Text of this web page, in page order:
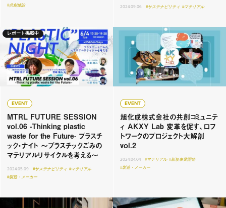
#共創施設
2024.09.06 #サステナビリティ #マテリアル
レポート掲載中
EVENT
MTRL FUTURE SESSION
vol.06 -Thinking plastic
waste for the Future- プラスチ
ック・ナイト 〜プラスチックごみの
マテリアルリサイクルを考える〜
2024.05.09 #サステナビリティ #マテリアル
#製造・メーカー
EVENT
旭化成株式会社の共創コミュニテ
ィ AKXY Lab 変革を促す、ロフ
トワークのプロジェクト大解剖
vol.2
2024.04.04 #マテリアル #新規事業開発
#製造・メーカー